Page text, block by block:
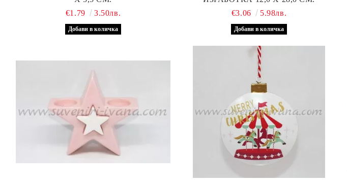
€1.79
3.50лв.
€3.06
5.98лв.